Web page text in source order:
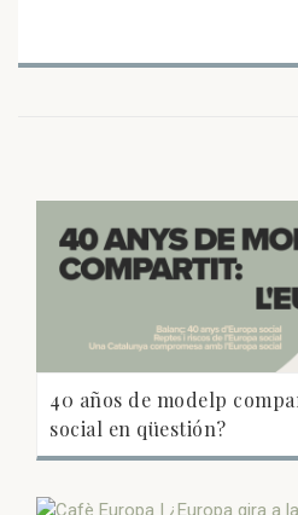
40 años de modelp
social en qüestión?